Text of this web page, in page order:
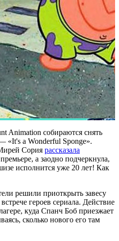
Animation собираются снять
«It's a Wonderful Sponge».
Сория рассказала
а заодно подчеркнула,
исполнится уже 20 лет! Как
решили приоткрыть завесу
героев сериала. Действие
куда Спанч Боб приезжает
сколько нового его там